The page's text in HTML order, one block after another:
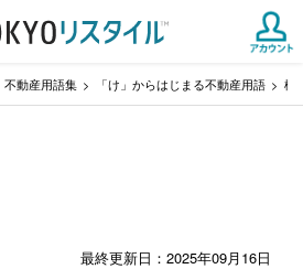
不動産用語集 「け」からはじまる不動産用語 権
最終更新日：2025年09月16日